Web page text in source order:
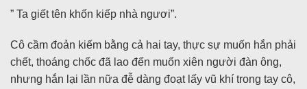
” Ta giết tên khốn kiếp nhà ngươi”.
Cô cầm đoản kiếm bằng cả hai tay, thực sự muốn hắn phải
chết, thoáng chốc đã lao đến muốn xiên người đàn ông,
nhưng hắn lại lần nữa đễ dàng đoạt lấy vũ khí trong tay cô,